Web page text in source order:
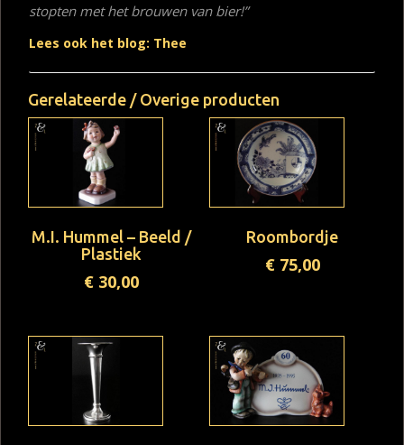
stopten met het brouwen van bier!”
Lees ook het blog: Thee
Gerelateerde / Overige producten
M.I. Hummel – Beeld /
Plastiek
€ 30,00
Roombordje
€75,00